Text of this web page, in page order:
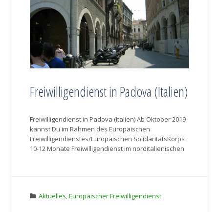
Freiwilligendienst in Padova (Italien)
Freiwilligendienst in Padova (Italien) Ab Oktober 2019
kannst Du im Rahmen des Europäischen
Freiwilligendienstes/Europäischen SolidaritätsKorps
10-12 Monate Freiwilligendienst im norditalienischen
Aktuelles,Europäischer Freiwilligendienst